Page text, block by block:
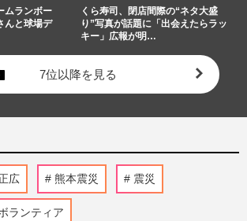
ムランボー
んと球場デ
くら寿司、閉店間際の“ネタ大盛
り”写真が話題に「出会えたらラッ
キー」広報が明…
7位以降を見る
広 熊本震災 震災
ランティア